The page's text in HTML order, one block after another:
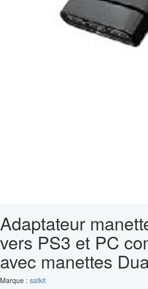
Adaptateur
vers PS3 et PC
avec manettes
Marque : satkit